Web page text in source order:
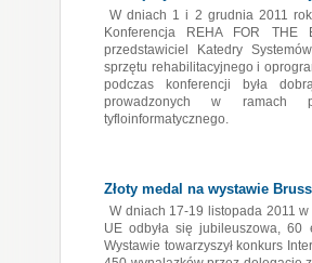
W dniach 1 i 2 grudnia 2011
Konferencja REHA FOR THE
przedstawiciel Katedry
sprzętu rehabilitacyjnego i
podczas konferencji była
prowadzonych w ramach
tyfloinformatycznego.
Złoty medal na wystawie
W dniach 17-19 listopada 2011
UE odbyła się jubileuszowa, 60
Wystawie towarzyszył konkurs